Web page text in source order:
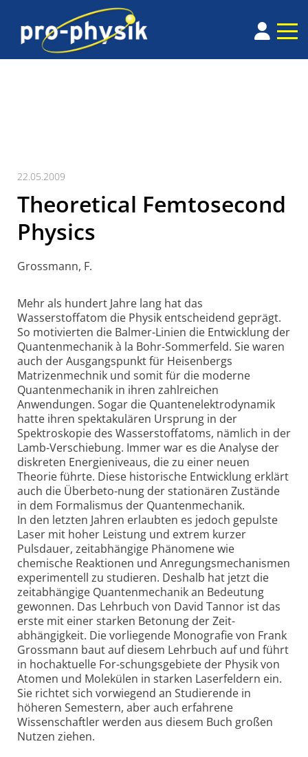
22.05.2009
Theoretical Femtosecond
Physics
Grossmann, F.
Mehr als hundert Jahre lang hat das
Wasserstoffatom die Physik entscheidend geprägt.
So motivierten die Balmer-Linien die Entwicklung der
Quantenmechanik à la Bohr-Sommerfeld. Sie waren
auch der Ausgangspunkt für Heisenbergs
Matrizenmechnik und somit für die moderne
Quantenmechanik in ihren zahlreichen
Anwendungen. Sogar die Quantenelektrodynamik
hatte ihren spektakulären Ursprung in der
Spektroskopie des Wasserstoffatoms, nämlich in der
Lamb-Verschiebung. Immer war es die Analyse der
diskreten Energieniveaus, die zu einer neuen
Theorie führte. Diese historische Entwicklung erklärt
auch die Überbeto-nung der stationären Zustände
in dem Formalismus der Quantenmechanik.
In den letzten Jahren erlaubten es jedoch gepulste
Laser mit hoher Leistung und extrem kurzer
Pulsdauer, zeitabhängige Phänomene wie
chemische Reaktionen und Anregungsmechanismen
experimentell zu studieren. Deshalb hat jetzt die
zeitabhängige Quantenmechanik an Bedeutung
gewonnen. Das Lehrbuch von David Tannor ist das
erste mit einer starken Betonung der Zeit-
abhängigkeit. Die vorliegende Monografie von Frank
Grossmann baut auf diesem Lehrbuch auf und führt
in hochaktuelle For-schungsgebiete der Physik von
Atomen und Molekülen in starken Laserfeldern ein.
Sie richtet sich vorwiegend an Studierende in
höheren Semestern, aber auch erfahrene
Wissenschaftler werden aus diesem Buch großen
Nutzen ziehen.